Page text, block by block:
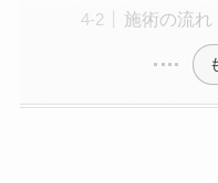
施術の流